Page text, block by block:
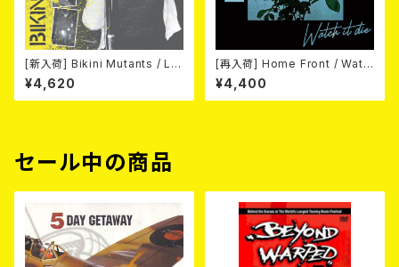
[新入荷] Bikini Mutants / Le
t's Mutate (LP)
¥4,620
[再入荷] Home Front / Watc
h It Die (LP)
¥4,400
セール中の商品